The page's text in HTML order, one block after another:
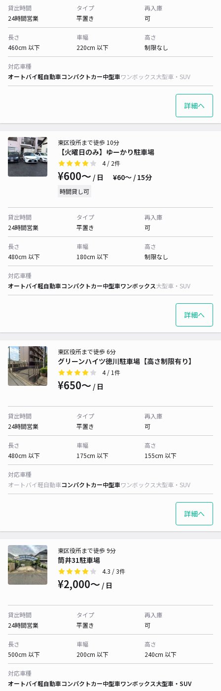
貸出時間
24時間営業
タイプ
平置き
再入庫
可
長さ
460cm 以下
車幅
220cm 以下
高さ
制限なし
対応車種
オートバイ軽自動車コンパクトカー中型車ワンボックス大型車・SUV
詳細へ
【火曜日のみ】ゆーかり駐車場
東区役所まで徒歩 10分
4/ 2件
¥600〜 / 日 ¥60〜 / 15分
時間貸し可
貸出時間
24時間営業
タイプ
平置き
再入庫
可
長さ
480cm 以下
車幅
180cm 以下
高さ
制限なし
対応車種
オートバイ軽自動車コンパクトカー中型車ワンボックス大型車・SUV
詳細へ
グリーンハイツ徳川駐車場【高さ制限有り】
東区役所まで徒歩 6分
4/ 1件
¥650〜 / 日
貸出時間
24時間営業
タイプ
平置き
再入庫
可
長さ
480cm 以下
車幅
175cm 以下
高さ
155cm 以下
対応車種
オートバイ軽自動車コンパクトカー中型車ワンボックス大型車・SUV
詳細へ
筒井31駐車場
東区役所まで徒歩 9分
4.3 / 3件
¥2,000〜 / 日
貸出時間
24時間営業
タイプ
平置き
再入庫
可
長さ
500cm 以下
車幅
200cm 以下
高さ
240cm 以下
対応車種
オートバイ軽自動車コンパクトカー中型車ワンボックス大型車・SUV